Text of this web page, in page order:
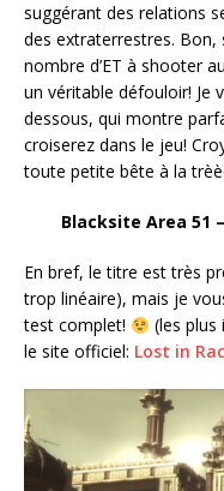
suggérant des relations
des extraterrestres. Bon,
nombre d’ET à shooter
un véritable défouloir! Je
dessous, qui montre
croiserez dans le jeu!
toute petite bête à la
Blacksite Area 51
En bref, le titre est très
trop linéaire), mais je
test complet!
(les
le site officiel: Lost in